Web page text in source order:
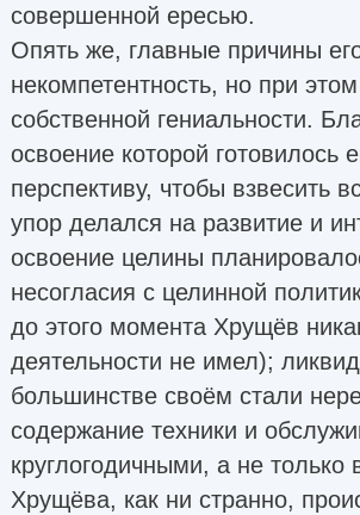
совершенной ересью.
Опять же, главные причины
некомпетентность, но при
собственной гениальности.
освоение которой
перспективу, чтобы взвесить
упор делался на развитие и
освоение целины
несогласия с целинной
до этого момента Хрущёв
деятельности не имел);
большинстве своём стали
содержание техники и
круглогодичными, а не
Хрущёва, как ни странно,